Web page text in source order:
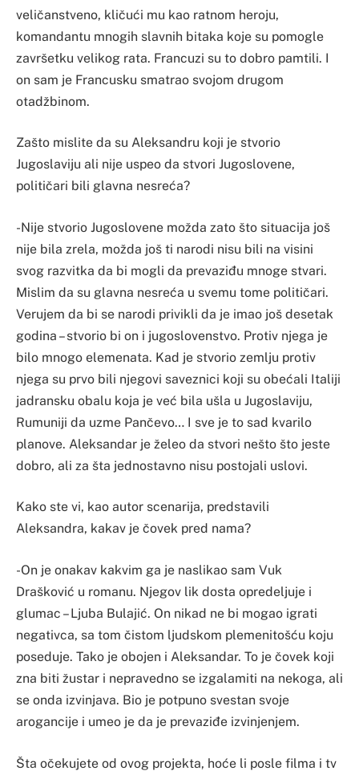
veličanstveno, kličući mu kao ratnom heroju,
komandantu mnogih slavnih bitaka koje su pomogle
završetku velikog rata. Francuzi su to dobro pamtili. I
on sam je Francusku smatrao svojom drugom
otadžbinom.
Zašto mislite da su Aleksandru koji je stvorio
Jugoslaviju ali nije uspeo da stvori Jugoslovene,
političari bili glavna nesreća?
-Nije stvorio Jugoslovene možda zato što situacija još
nije bila zrela, možda još ti narodi nisu bili na visini
svog razvitka da bi mogli da prevaziđu mnoge stvari.
Mislim da su glavna nesreća u svemu tome političari.
Verujem da bi se narodi privikli da je imao još desetak
godina – stvorio bi on i jugoslovenstvo. Protiv njega je
bilo mnogo elemenata. Kad je stvorio zemlju protiv
njega su prvo bili njegovi saveznici koji su obećali Italiji
jadransku obalu koja je već bila ušla u Jugoslaviju,
Rumuniji da uzme Pančevo… I sve je to sad kvarilo
planove. Aleksandar je želeo da stvori nešto što jeste
dobro, ali za šta jednostavno nisu postojali uslovi.
Kako ste vi, kao autor scenarija, predstavili
Aleksandra, kakav je čovek pred nama?
-On je onakav kakvim ga je naslikao sam Vuk
Drašković u romanu. Njegov lik dosta opredeljuje i
glumac – Ljuba Bulajić. On nikad ne bi mogao igrati
negativca, sa tom čistom ljudskom plemenitošću koju
poseduje. Tako je obojen i Aleksandar. To je čovek koji
zna biti žustar i nepravedno se izgalamiti na nekoga, ali
se onda izvinjava. Bio je potpuno svestan svoje
arogancije i umeo je da je prevaziđe izvinjenjem.
Šta očekujete od ovog projekta, hoće li posle filma i tv